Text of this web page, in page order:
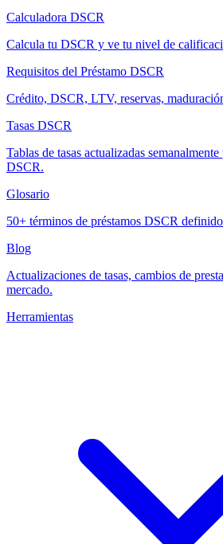
Calculadora DSCR
Calcula tu DSCR y ve tu nivel de
Requisitos del Préstamo DSCR
Crédito, DSCR, LTV, reservas,
Tasas DSCR
Tablas de tasas actualizadas
DSCR.
Glosario
50+ términos de préstamos DSCR
Blog
Actualizaciones de tasas, cambios de
mercado.
Herramientas